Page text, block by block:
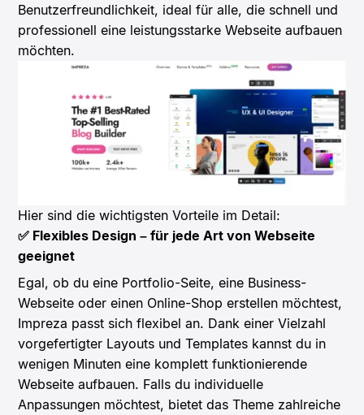
Benutzerfreundlichkeit, ideal für alle, die schnell und
professionell eine leistungsstarke Webseite aufbauen
möchten.
Hier sind die wichtigsten Vorteile im Detail:
✅ Flexibles Design – für jede Art von Webseite
geeignet
Egal, ob du eine Portfolio-Seite, eine Business-
Webseite oder einen Online-Shop erstellen möchtest,
Impreza passt sich flexibel an. Dank einer Vielzahl
vorgefertigter Layouts und Templates kannst du in
wenigen Minuten eine komplett funktionierende
Webseite aufbauen. Falls du individuelle
Anpassungen möchtest, bietet das Theme zahlreiche